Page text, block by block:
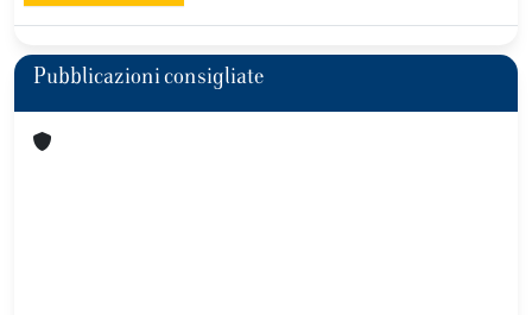
Pubblicazioni consigliate